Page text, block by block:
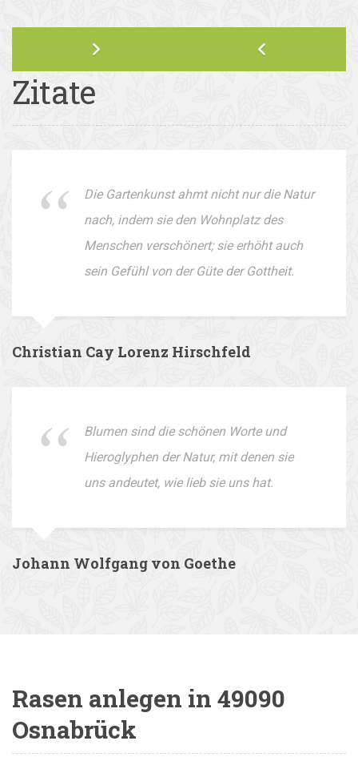
Zitate
Die Gartenkunst ahmt nicht nur die Natur
nach, indem sie den Wohnplatz des
Menschen verschönert; sie erhöht auch
sein Gefühl von der Güte der Gottheit.
Christian Cay Lorenz Hirschfeld
Blumen sind die schönen Worte und
Hieroglyphen der Natur, mit denen sie
uns andeutet, wie lieb sie uns hat.
Johann Wolfgang von Goethe
Rasen anlegen in 49090
Osnabrück